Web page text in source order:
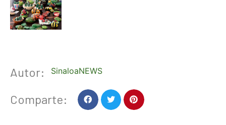
Autor: SinaloaNEWS
Comparte: